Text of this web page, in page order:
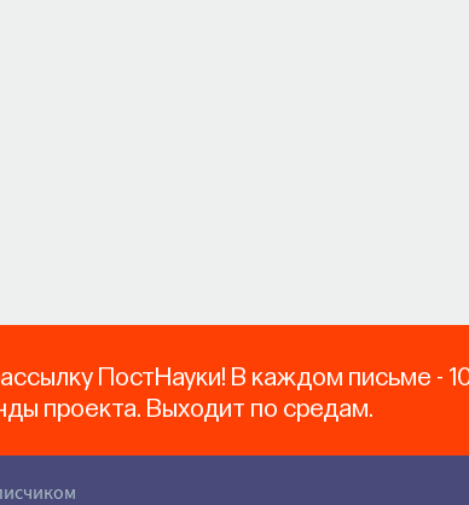
ПостНауки! В каждом письме -
проекта. Выходит по средам.